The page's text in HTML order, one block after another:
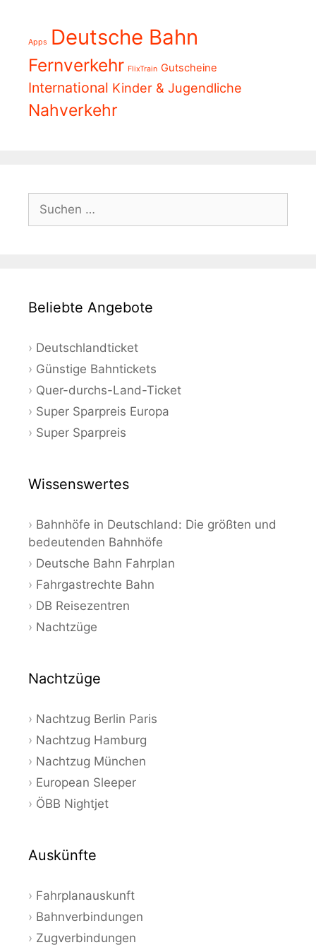
Apps Deutsche Bahn
Fernverkehr FlixTrain Gutscheine
International Kinder & Jugendliche
Nahverkehr
Suchen
nach:
Beliebte Angebote
Deutschlandticket
Günstige Bahntickets
Quer-durchs-Land-Ticket
Super Sparpreis Europa
Super Sparpreis
Wissenswertes
Bahnhöfe in Deutschland: Die größten und
bedeutenden Bahnhöfe
Deutsche Bahn Fahrplan
Fahrgastrechte Bahn
DB Reisezentren
Nachtzüge
Nachtzüge
Nachtzug Berlin Paris
Nachtzug Hamburg
Nachtzug München
European Sleeper
ÖBB Nightjet
Auskünfte
Fahrplanauskunft
Bahnverbindungen
Zugverbindungen